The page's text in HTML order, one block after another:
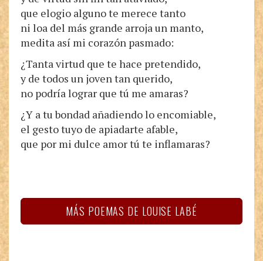
que elogio alguno te merece tanto
ni loa del más grande arroja un manto,
medita así mi corazón pasmado:
¿Tanta virtud que te hace pretendido,
y de todos un joven tan querido,
no podría lograr que tú me amaras?
¿Y a tu bondad añadiendo lo encomiable,
el gesto tuyo de apiadarte afable,
que por mi dulce amor tú te inflamaras?
MÁS POEMAS DE LOUISE LABÉ